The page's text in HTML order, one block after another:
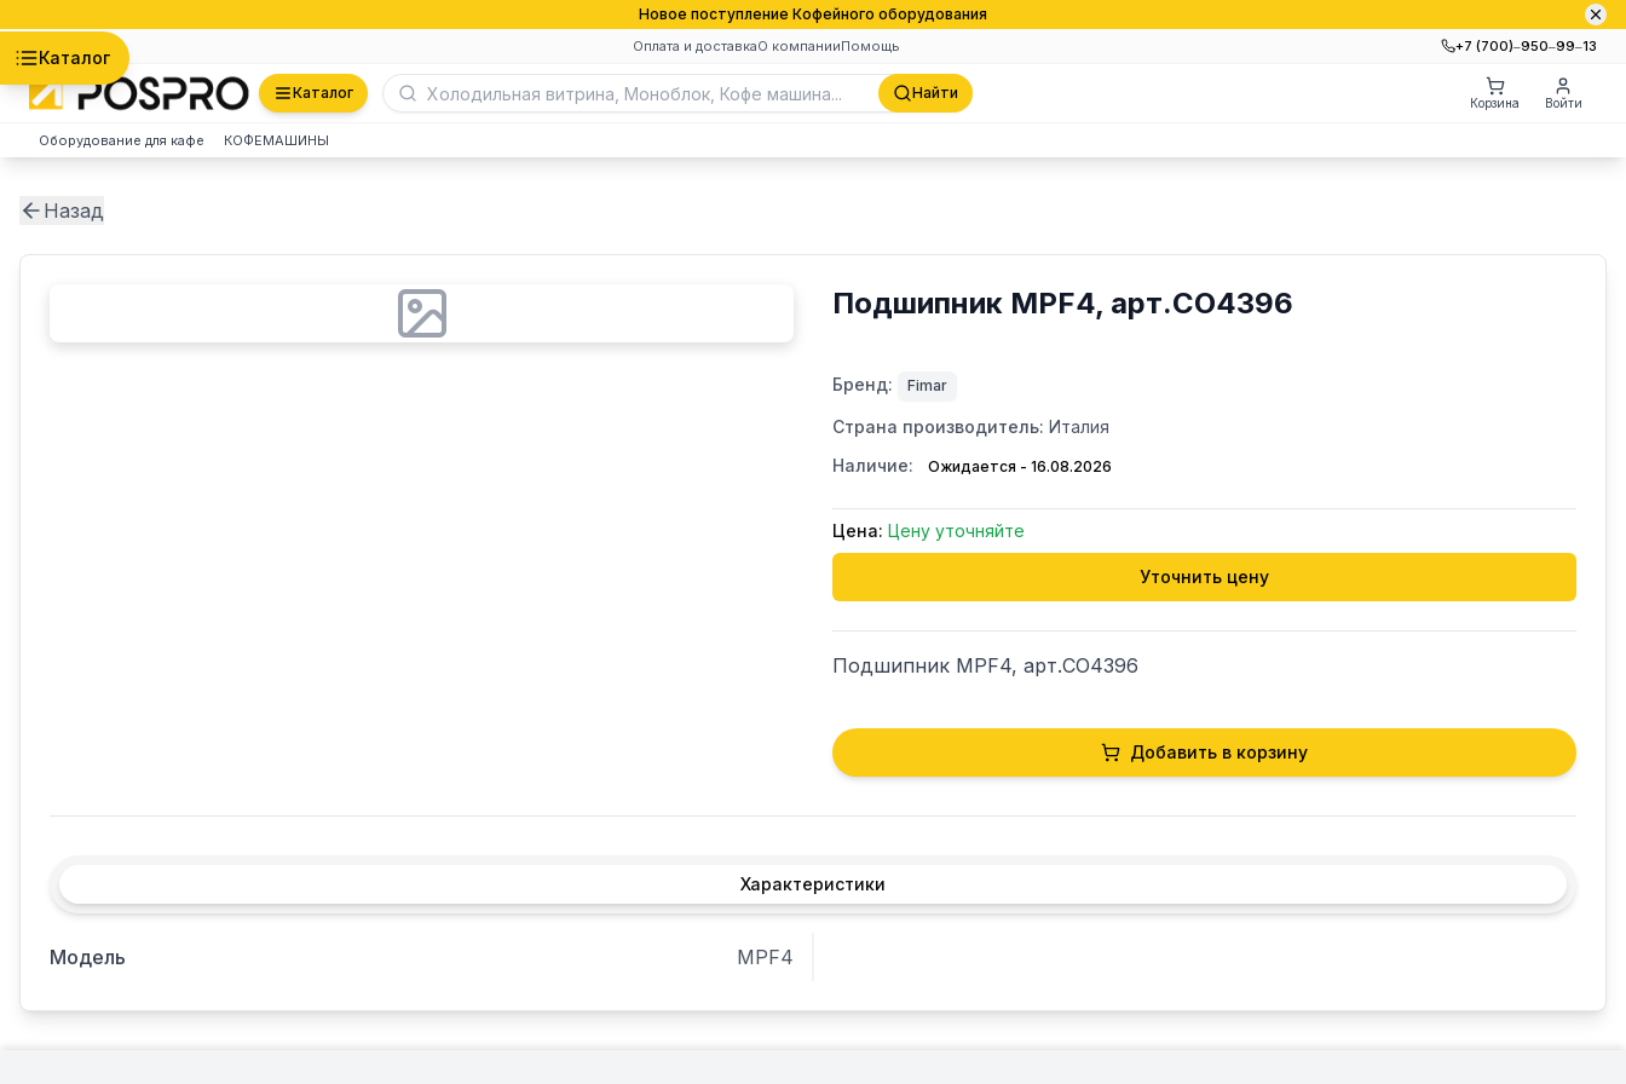
Новое поступление Кофейного оборудования
Оплата и доставкаО компанииПомощь +7 (700)‒950‒99‒13
Каталог
Каталог Найти
Корзина Войти
Оборудование для кафе КОФЕМАШИНЫ
Назад
Подшипник MPF4, арт.CO4396
Бренд: Fimar
Страна производитель: Италия
Наличие:
Ожидается - 16.08.2026
Цена: Цену уточняйте
Уточнить цену
Подшипник MPF4, арт.CO4396
Добавить в корзину
Характеристики
Модель MPF4